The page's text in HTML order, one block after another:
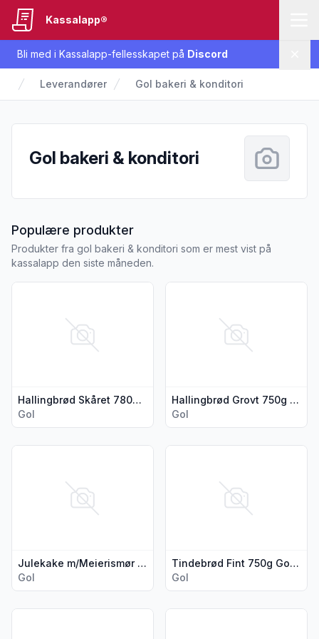
Bli med i Kassalapp-fellesskapet på Discord
Kassalapp®
Leverandører Gol bakeri & konditori
Gol bakeri & konditori
Populære produkterfra Gol bakeri & konditori
Produkter fra gol bakeri & konditori som er mest vist på
kassalapp den siste måneden.
Hallingbrød Skåret 780g Gol Bakeri
Gol
Hallingbrød Grovt 750g Gol Bakeri
Gol
Julekake m/Meierismør 500g Gol Bakeri
Gol
Vis flere detaljer for produktet "Julekake m/Meierismør
Tindebrød Fint 750g Gol Bakeri
Gol
Vis flere detaljer for
Vis flere detaljer for produktet "Pølsebrød 10stk Gol Bakeri"
Vis flere detaljer for